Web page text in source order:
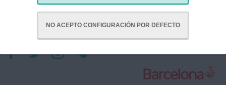
NO ACEPTO CONFIGURACIÓN POR DEFECTO